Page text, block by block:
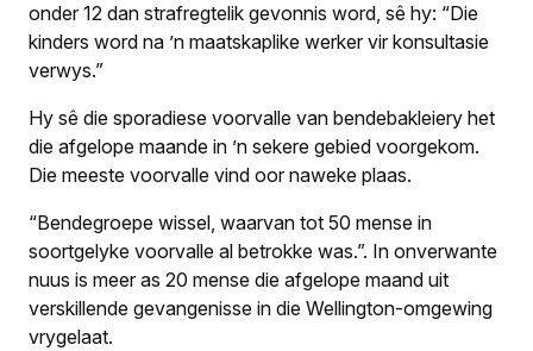
onder 12 dan strafregtelik gevonnis word, sê hy: “Die
kinders word na ’n maatskaplike werker vir konsultasie
verwys.”
Hy sê die sporadiese voorvalle van bendebakleiery het
die afgelope maande in ’n sekere gebied voorgekom.
Die meeste voorvalle vind oor naweke plaas.
“Bendegroepe wissel, waarvan tot 50 mense in
soortgelyke voorvalle al betrokke was.”. In onverwante
nuus is meer as 20 mense die afgelope maand uit
verskillende gevangenisse in die Wellington-omgewing
vrygelaat.